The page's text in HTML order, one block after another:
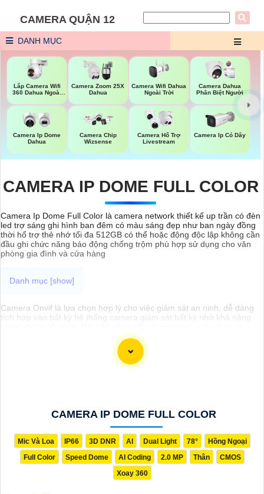
CAMERA QUẬN 12
DANH MỤC
Lắp Camera Wifi
360 Dahua Ngoài
Camera Zoom 25X
Dahua
Camera Wifi Dahua
Ngoài Trời
Camera Dahua
Phân Biệt Người
Camera Ip Dome
Dahua
Camera Chip
Wizsense
Camera Hổ Trợ
Livestream
Camera Ip Có Dây
CAMERA IP DOME FULL COLOR
Camera Ip Dome Full Color là camera network thiết kế up trần có đèn
led trợ sáng ghi hình ban đêm có màu sáng đẹp như ban ngày đồng
thời hổ trợ thẻ nhớ tối đa 512GB có thể hoặc động độc lập không cần
đầu ghi chức năng báo động chống trộm phù hợp sử dụng cho văn
phòng gia đình và cửa hàng
Camera Onvif là lựa chọn hợp lý cho việc giám sát an ninh, dễ dàng
tích hợp vào bất kỳ hệ thống camera giám sát bất kỳ nhờ khả năng
Camera Onvif giúp bạn theo dõi và kiểm soát an ninh mọi lúc, mọi nơi
một cách đơn giản. Sau đây là một số dòng camera quan sát chất
lượng dành cho bạn tham khảo.
CAMERA IP DOME FULL COLOR
Mic Và Loa IP66 3D DNR AI Dual Light 78°
Hồng Ngoại
Full Color
Speed Dome AI Coding 2.0 MP Thân
CMOS
Xoay 360